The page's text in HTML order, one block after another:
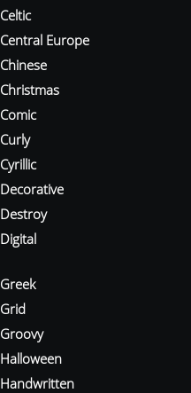
Celtic
Central Europe
Chinese
Christmas
Comic
Curly
Cyrillic
Decorative
Destroy
Digital
Greek
Grid
Groovy
Halloween
Handwritten